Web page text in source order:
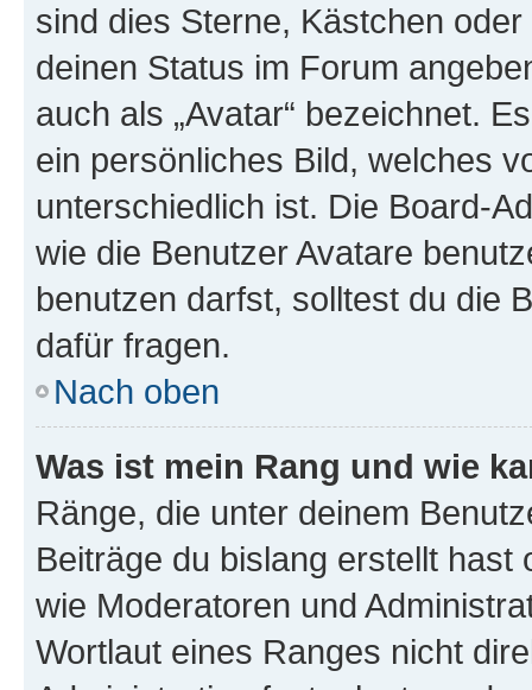
sind dies Sterne, Kästchen
deinen Status im Forum
auch als „Avatar“ bezeichnet.
ein persönliches Bild, welches
unterschiedlich ist. Die Board-
wie die Benutzer Avatare
benutzen darfst, solltest du die
dafür fragen.
Nach oben
Was ist mein Rang und wie
Ränge, die unter deinem
Beiträge du bislang erstellt
wie Moderatoren und
Wortlaut eines Ranges nicht